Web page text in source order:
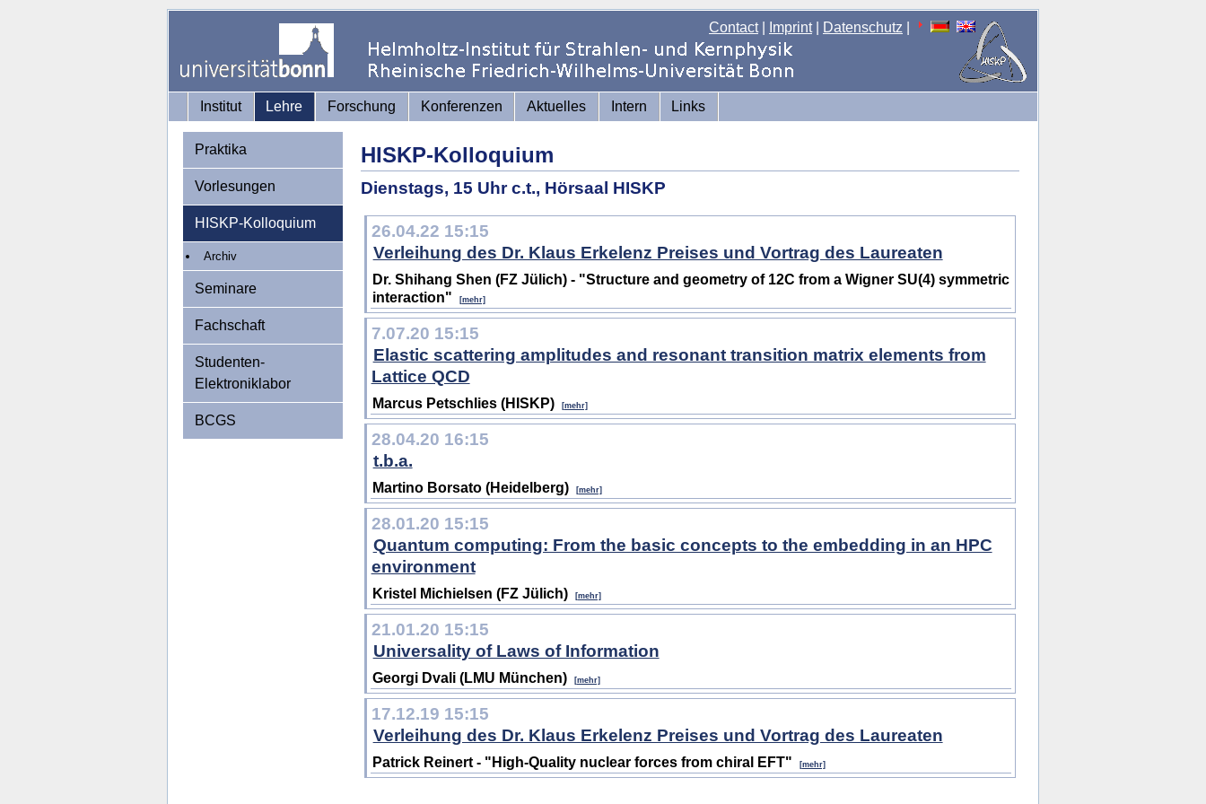
Contact| Imprint| Datenschutz
Institut Lehre Forschung Konferenzen Aktuelles Intern Links
Praktika
Vorlesungen
HISKP-Kolloquium
Archiv
Seminare
Fachschaft
Studenten-
Elektroniklabor
BCGS
HISKP-Kolloquium
Dienstags, 15 Uhr c.t., Hörsaal HISKP
26.04.22 15:15
Verleihung des Dr. Klaus Erkelenz Preises und Vortrag des Laureaten
Dr. Shihang Shen (FZ Jülich) - "Structure and geometry of 12C from a Wigner SU(4) symmetric
interaction"
[mehr]
7.07.20 15:15
Elastic scattering amplitudes and resonant transition matrix elements from
Lattice QCD
Marcus Petschlies (HISKP) [mehr]
28.04.20 16:15
t.b.a.
Martino Borsato (Heidelberg) [mehr]
28.01.20 15:15
Quantum computing: From the basic concepts to the embedding in an HPC
environment
Kristel Michielsen (FZ Jülich) [mehr]
21.01.20 15:15
Universality of Laws of Information
Georgi Dvali (LMU München) [mehr]
17.12.19 15:15
Verleihung des Dr. Klaus Erkelenz Preises und Vortrag des Laureaten
Patrick Reinert - "High-Quality nuclear forces from chiral EFT" [mehr]